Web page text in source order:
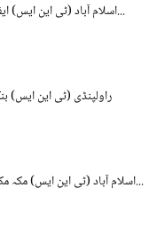
اسلام آباد (ٹی این ایس) ایف آئی اے اینٹی کرپشن سرکل...
راولپنڈی (ٹی این ایس)
اسلام آباد (ٹی این ایس) مکہ مکرمہ کا تاریخی دفاعی معاہدہ...